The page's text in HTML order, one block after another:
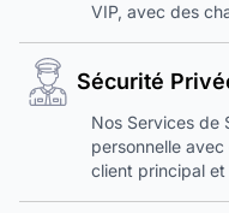
VIP, avec des
Sécurité
Nos Services de
personnelle
client principal et